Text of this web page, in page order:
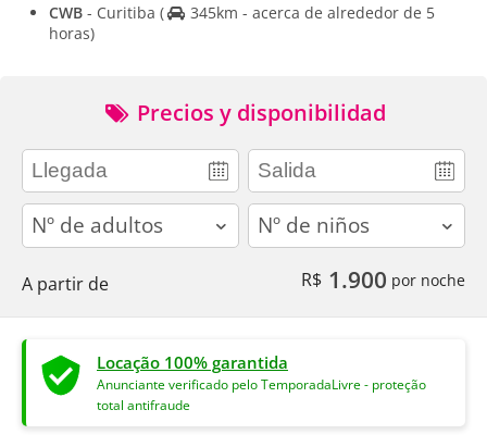
CWB - Curitiba (
345km - acerca de alrededor de 5
horas)
Precios y disponibilidad
adults children
A partir de R$ 1.900 por noche
Locação 100% garantida
Anunciante verificado pelo TemporadaLivre - proteção
total antifraude